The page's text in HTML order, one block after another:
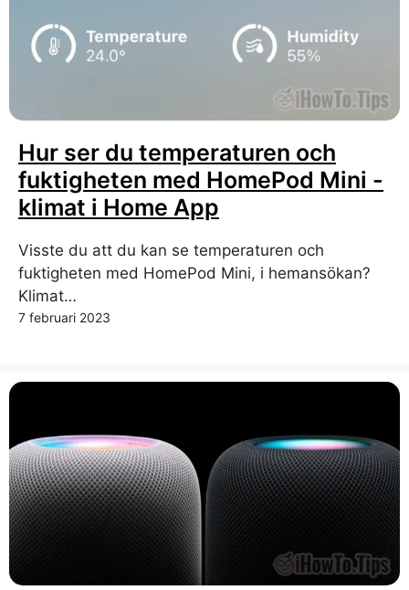
Hur ser du temperaturen och
fuktigheten med HomePod Mini -
klimat i Home App
Visste du att du kan se temperaturen och
fuktigheten med HomePod Mini, i hemansökan?
Klimat…
7 februari 2023